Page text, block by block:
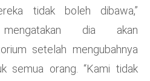
tidak boleh dibawa,”
dia akan
setelah mengubahnya
semua orang. “Kami tidak